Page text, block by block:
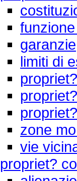
garanzie
limiti di
zone
vie
propriet?